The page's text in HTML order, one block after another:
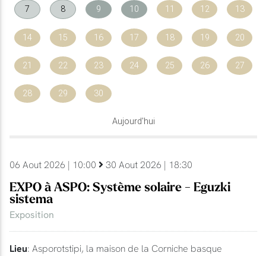
7 8 9 10 11 12 13
14 15 16 17 18 19 20
21 22 23 24 25 26 27
28 29 30
Aujourd'hui
06 Aout 2026 | 10:00 30 Aout 2026 | 18:30
EXPO à ASPO: Système solaire - Eguzki
sistema
Exposition
Lieu: Asporotstipi, la maison de la Corniche basque